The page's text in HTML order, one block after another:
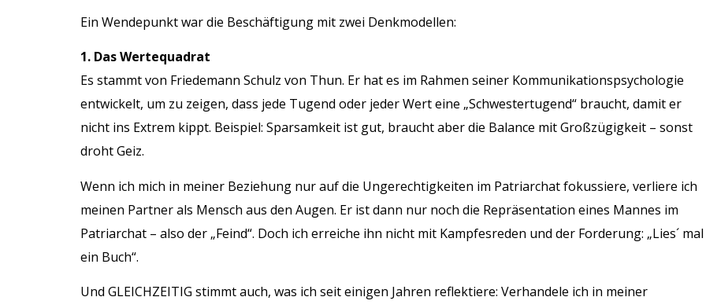
Ein Wendepunkt war die Beschäftigung mit zwei Denkmodellen:
1. Das Wertequadrat
Es stammt von Friedemann Schulz von Thun. Er hat es im Rahmen seiner Kommunikationspsychologie
entwickelt, um zu zeigen, dass jede Tugend oder jeder Wert eine „Schwestertugend“ braucht, damit er
nicht ins Extrem kippt. Beispiel: Sparsamkeit ist gut, braucht aber die Balance mit Großzügigkeit – sonst
droht Geiz.
Wenn ich mich in meiner Beziehung nur auf die Ungerechtigkeiten im Patriarchat fokussiere, verliere ich
meinen Partner als Mensch aus den Augen. Er ist dann nur noch die Repräsentation eines Mannes im
Patriarchat – also der „Feind“. Doch ich erreiche ihn nicht mit Kampfesreden und der Forderung: „Lies´ mal
ein Buch“.
Und GLEICHZEITIG stimmt auch, was ich seit einigen Jahren reflektiere: Verhandele ich in meiner